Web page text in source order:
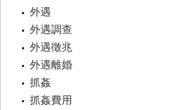
外遇
外遇調查
外遇徵兆
外遇離婚
抓姦
抓姦費用